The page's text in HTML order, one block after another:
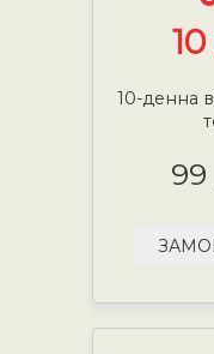
10
10-денна
99